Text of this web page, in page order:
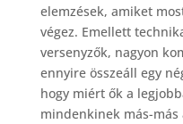
elemzések, amiket
végez. Emellett
versenyzők, nagyon
ennyire összeáll egy
hogy miért ők a
mindenkinek más-más